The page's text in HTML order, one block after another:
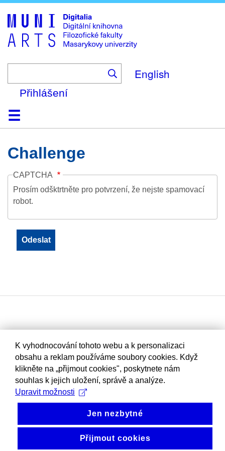
to
main
content
English
Přihlášení
DomůKolekce
Prohlížení
Vyhledávání
O platformě
Nápověda
KontaktDigitalia
Challenge
CAPTCHA
Prosím odšktrtněte pro potvrzení, že nejste spamovací
robot.
K vyhodnocování tohoto webu a k personalizaci
obsahu a reklam používáme soubory cookies. Když
klikněte na „přijmout cookies", poskytnete nám
souhlas k jejich uložení, správě a analýze.
Upravit možnosti
Jen nezbytné
Přijmout cookies